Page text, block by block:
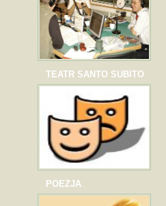
TEATR SANTO SUBITO
POEZJA